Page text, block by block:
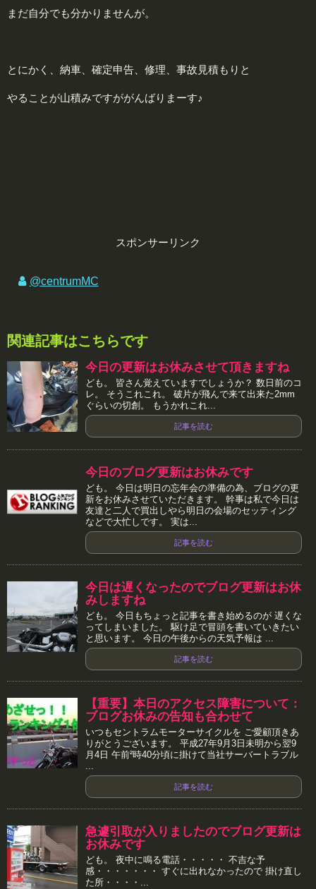
まだ自分でも分かりませんが。
とにかく、納車、確定申告、修理、事故見積もりと
やることが山積みですががんばりまーす♪
スポンサーリンク
@centrumMC
関連記事はこちらです
今日の更新はお休みさせて頂きますね
ども。 皆さん覚えていますでしょうか？ 数日前のコ
レ。 そうこれこれ。 破片が飛んで来て出来た2mm
ぐらいの切創。 もうかれこれ...
記事を読む
今日のブログ更新はお休みです
ども。 今日は明日の忘年会の準備の為、ブログの更
新をお休みさせていただきます。 幹事は私で今日は
友達と二人で買出しやら明日の会場のセッティング
などで大忙しです。 実は...
記事を読む
今日は遅くなったのでブログ更新はお休
みしますね
ども。 今日もちょっと記事を書き始めるのが 遅くな
ってしまいました。 駆け足で冒頭を書いていきたい
と思います。 今日の午後からの天気予報は ...
記事を読む
【重要】本日のアクセス障害について：
ブログお休みの告知も合わせて
いつもセントラムモーターサイクルを ご愛顧頂きあ
りがとうございます。 平成27年9月3日未明から翌9
月4日 午前²時40分頃に掛けて当社サーバートラブル
...
記事を読む
急遽引取が入りましたのでブログ更新は
お休みです
ども。 夜中に鳴る電話・・・・・ 不吉な予
感・・・・・・・ すぐに出れなかったので 掛け直し
た所・・・・...